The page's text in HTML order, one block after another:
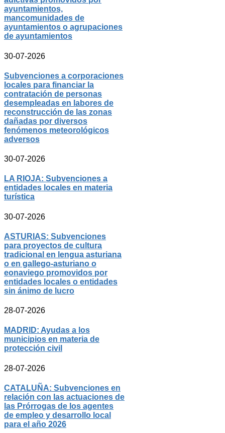
ayuntamientos,
mancomunidades de
ayuntamientos o agrupaciones
de ayuntamientos
30-07-2026
Subvenciones a corporaciones
locales para financiar la
contratación de personas
desempleadas en labores de
reconstrucción de las zonas
dañadas por diversos
fenómenos meteorológicos
adversos
30-07-2026
LA RIOJA: Subvenciones a
entidades locales en materia
turística
30-07-2026
ASTURIAS: Subvenciones
para proyectos de cultura
tradicional en lengua asturiana
o en gallego-asturiano o
eonaviego promovidos por
entidades locales o entidades
sin ánimo de lucro
28-07-2026
MADRID: Ayudas a los
municipios en materia de
protección civil
28-07-2026
CATALUÑA: Subvenciones en
relación con las actuaciones de
las Prórrogas de los agentes
de empleo y desarrollo local
para el año 2026